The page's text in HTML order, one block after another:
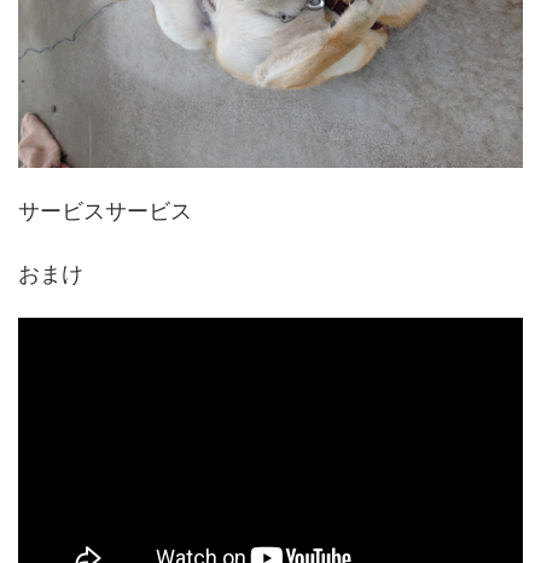
サービスサービス
おまけ